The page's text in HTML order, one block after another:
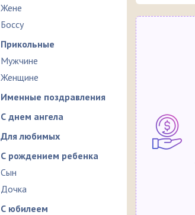
Жене
Боссу
Прикольные
Мужчине
Женщине
Именные поздравления
С днем ангела
Для любимых
С рождением ребенка
Сын
Дочка
С юбилеем